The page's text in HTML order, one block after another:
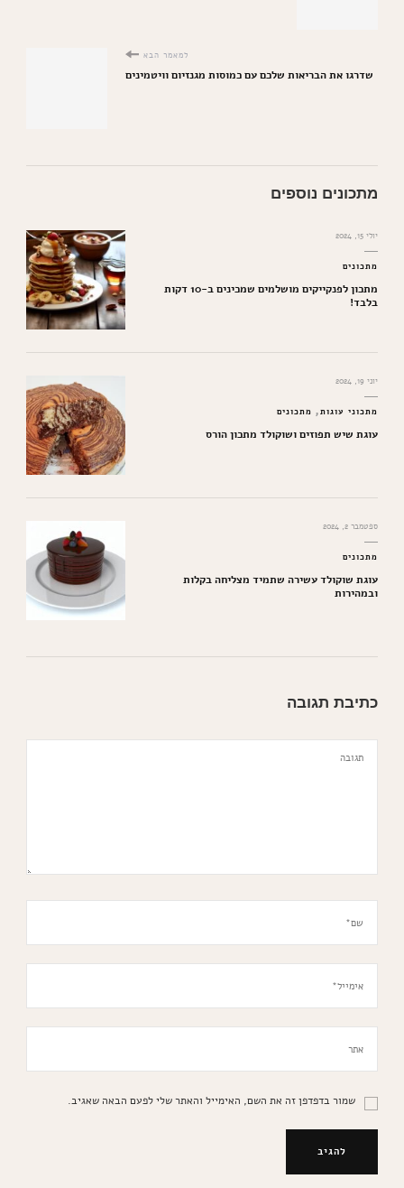
למאמר הבא
שדרגו את הבריאות שלכם עם כמוסות מגנזיום וויטמינים
מתכונים נוספים
יולי 15, 2024
מתכונים
מתכון לפנקייקים מושלמים שמכינים ב-10 דקות
בלבד!
יוני 19, 2024
מתכוני עוגות מתכונים
עוגת שיש תפוזים ושוקולד מתכון הורס
ספטמבר 2, 2024
מתכונים
עוגת שוקולד עשירה שתמיד מצליחה בקלות
ובמהירות
כתיבת תגובה
שמור בדפדפן זה את השם, האימייל והאתר שלי לפעם הבאה שאגיב.